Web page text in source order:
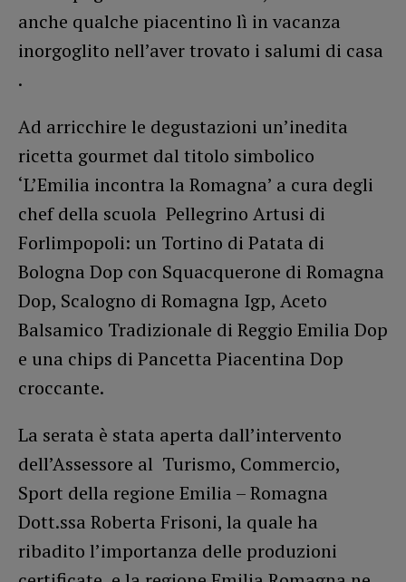
anche qualche piacentino lì in vacanza
inorgoglito nell’aver trovato i salumi di casa
.
Ad arricchire le degustazioni un’inedita
ricetta gourmet dal titolo simbolico
‘L’Emilia incontra la Romagna’ a cura degli
chef della scuola Pellegrino Artusi di
Forlimpopoli: un Tortino di Patata di
Bologna Dop con Squacquerone di Romagna
Dop, Scalogno di Romagna Igp, Aceto
Balsamico Tradizionale di Reggio Emilia Dop
e una chips di Pancetta Piacentina Dop
croccante.
La serata è stata aperta dall’intervento
dell’Assessore al Turismo, Commercio,
Sport della regione Emilia – Romagna
Dott.ssa Roberta Frisoni, la quale ha
ribadito l’importanza delle produzioni